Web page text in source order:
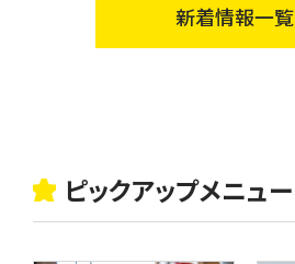
新着情報一覧
ピックアップメニュー